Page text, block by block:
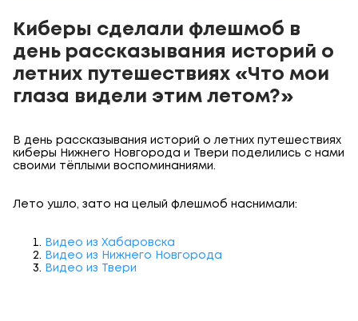
Киберы сделали флешмоб в
дeнь paccкaзывaния иcтopий o
лeтниx путeшecтвияx «Что мои
глаза видели этим летом?»
В дeнь paccкaзывaния иcтopий o лeтниx путeшecтвияx
киберы Нижнего Новгорода и Твери поделились с нами
своими тёплыми воспоминаниями.
Лето ушло, зато на целый флешмоб наснимали:
Видео из Хабаровска
Видео из Нижнего Новгорода
Видео из Твери